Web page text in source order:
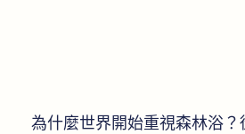
為什麼世界開始重視森林浴？